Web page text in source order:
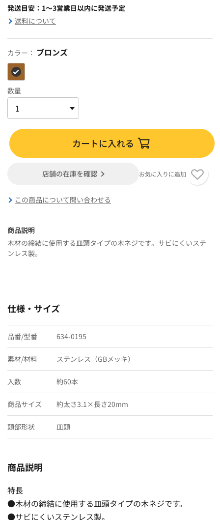
発送目安：1～3営業日以内に発送予定
送料について
カラー： ブロンズ
数量
カートに入れる
店舗の在庫を確認 お気に入りに追加
この商品について問い合わせる
商品説明
木材の締結に使用する皿頭タイプの木ネジです。サビにくいステ
ンレス製。
仕様・サイズ
品番/型番 634-0195
素材/材料 ステンレス（GBメッキ）
入数 約60本
商品サイズ 約太さ3.1×長さ20mm
頭部形状 皿頭
商品説明
特長
●木材の締結に使用する皿頭タイプの木ネジです。
●サビにくいステンレス製。